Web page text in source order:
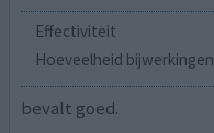
Effectiviteit
Hoeveelheid bijwerkingen
bevalt goed.